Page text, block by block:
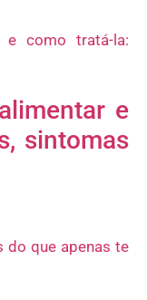
e
sintomas